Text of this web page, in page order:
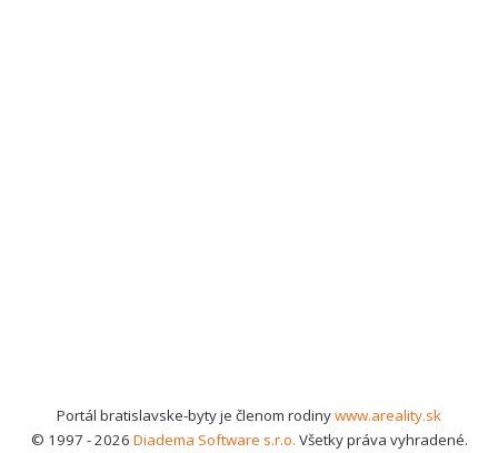
Portál bratislavske-byty je členom rodinywww.areality.sk
© 1997 - 2026 Diadema Software s.r.o. Všetky práva vyhradené.